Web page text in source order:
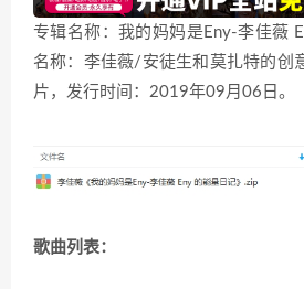
专辑名称：我的妈妈是Eny-李佳薇
名称：李佳薇/安徒生和莫扎特的创
片，发行时间：2019年09月06日。
歌曲列表：